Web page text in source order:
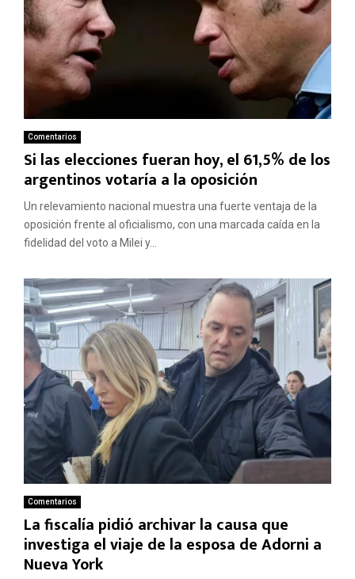
Comentarios
Si las elecciones fueran hoy, el 61,5% de los
argentinos votaría a la oposición
Un relevamiento nacional muestra una fuerte ventaja de la
oposición frente al oficialismo, con una marcada caída en la
fidelidad del voto a Milei y...
Comentarios
La fiscalía pidió archivar la causa que
investiga el viaje de la esposa de Adorni a
Nueva York